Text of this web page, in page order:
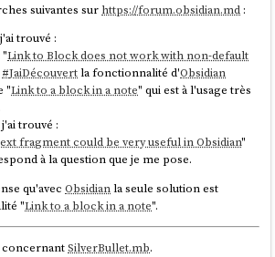
suivantes sur https://forum.obsidian.md :
trouvé :
"Link to Block does not work with non-default
#JaiDécouvertla fonctionnalité d'Obsidian
"Link to a block in a note" qui est à l'usage très
trouvé :
fragment could be very useful in Obsidian"
à la question que je me pose.
qu'avecObsidianla seule solution est
"Link to a block in a note".
concernantSilverBullet.mb.